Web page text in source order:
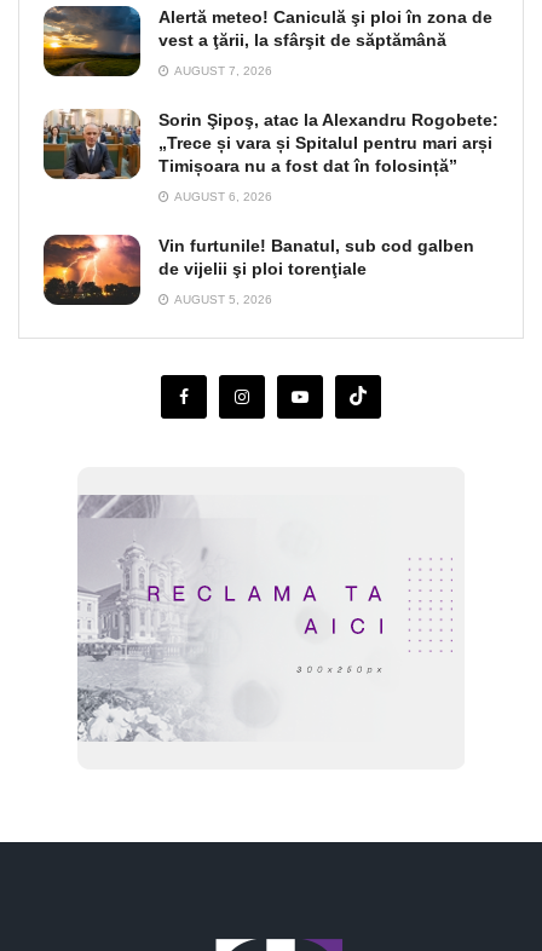
Alertă meteo! Caniculă şi ploi în zona de
vest a ţării, la sfârşit de săptămână
AUGUST 7, 2026
Sorin Şipoş, atac la Alexandru Rogobete:
„Trece și vara și Spitalul pentru mari arși
Timișoara nu a fost dat în folosință”
AUGUST 6, 2026
Vin furtunile! Banatul, sub cod galben
de vijelii şi ploi torenţiale
AUGUST 5, 2026